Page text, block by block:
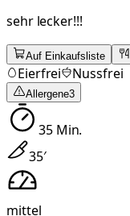
sehr lecker!!!
Auf Einkaufsliste
Eierfrei Nussfrei
Allergene3
35Min.
35′
mittel